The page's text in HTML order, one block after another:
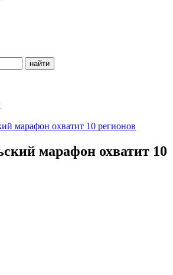
марафон охватит 10 регионов
марафон охватит 10